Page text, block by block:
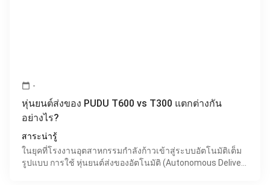
calendar_today -
หุ่นยนต์ส่งของ PUDU T600 vs T300 แตกต่างกัน
อย่างไร?
สาระน่ารู้
ในยุคที่โรงงานอุตสาหกรรมกำลังก้าวเข้าสู่ระบบอัตโนมัติเต็ม
รูปแบบ การใช้ หุ่นยนต์ส่งของอัตโนมัติ (Autonomous Delivery